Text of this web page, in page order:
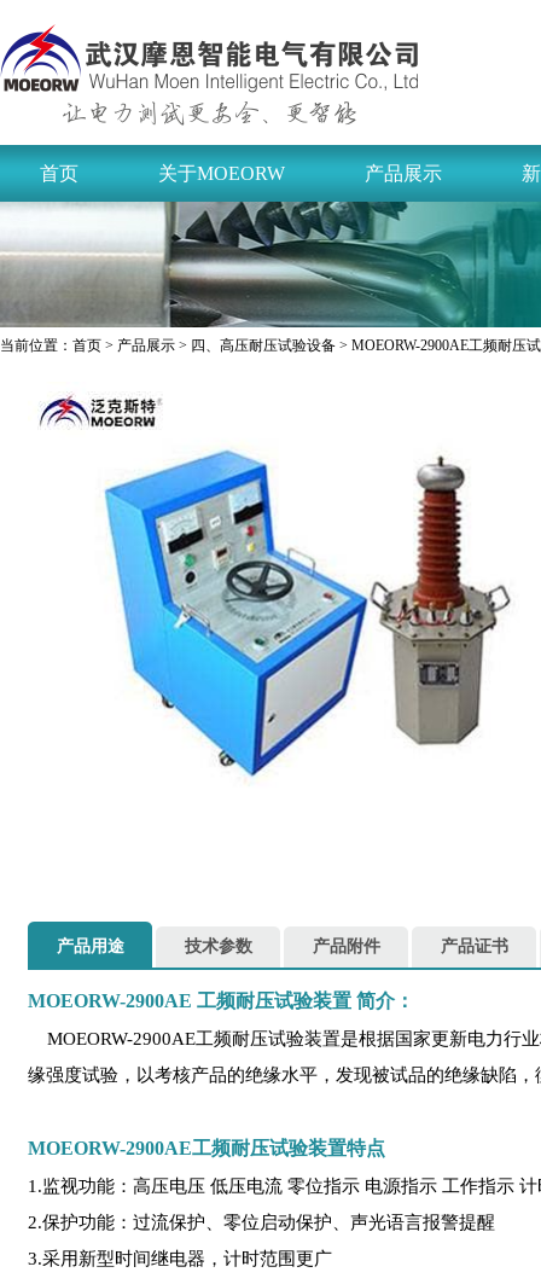
首页 关于MOEORW 产品展示
当前位置： 首页 > 产品展示 > 四、高压耐压试验设备 > MOEORW-2900AE工频耐压
产品用途 技术参数 产品附件 产品证书
MOEORW-2900AE 工频耐压试验装置 简介：
MOEORW-2900AE工频耐压试验装置是根据国家更新电力行
缘强度试验，以考核产品的绝缘水平，发现被试品的绝缘缺陷
MOEORW-2900AE工频耐压试验装置特点
1.监视功能：高压电压 低压电流 零位指示 电源指示 工作指示
2.保护功能：过流保护、零位启动保护、声光语言报警提醒
3.采用新型时间继电器，计时范围更广